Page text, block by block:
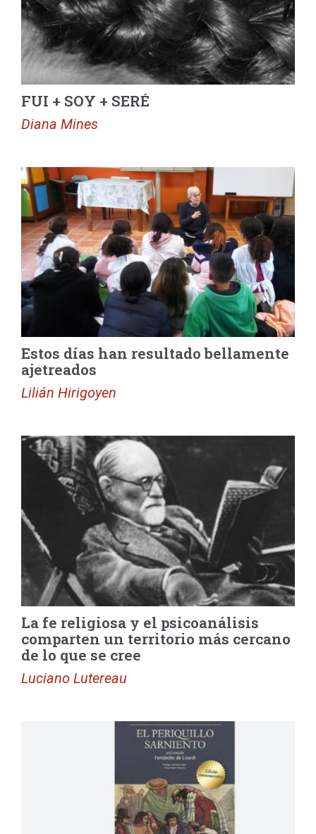
FUI + SOY + SERÉ
Diana Mines
Estos días han resultado bellamente
ajetreados
Lilián Hirigoyen
La fe religiosa y el psicoanálisis
comparten un territorio más cercano
de lo que se cree
Luciano Lutereau